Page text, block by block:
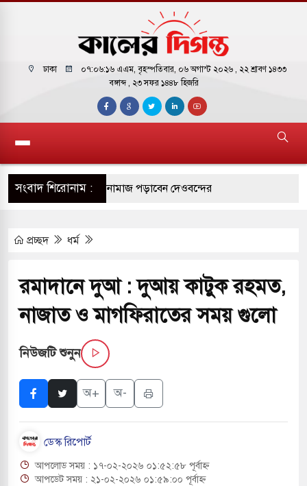
ঢাকা ০৭:০৬:১৭ এএম, বৃহস্পতিবার, ০৬ অগাস্ট ২০২৬ ,
২২ শ্রাবণ ১৪৩৩
বঙ্গাব্দ , ২৩ সফর ১৪৪৮ হিজরি
সংবাদ শিরোনাম :
জুমার বয়ান ও নামাজ পড়াবেন দেওবন্দের
ছাড়লেন জনপ্রিয় ভারতীয় সাংবাদিক ময়ূখ রঞ্জন
অ্যারেস্ট আবেদন, বরগুনার এসআইয়ের বিরুদ্ধে
নতুন বাংলাদেশের পথচলার কেন্দ্র হবে: ড.
বিভিন্ন খাতে সৌদির বিনিয়োগের আহবান প্রধানমন্ত্রীর
ছাত্রদল ও ছাত্রলীগের আচরণ ইসরায়েলের
প্রচ্ছদ ধর্ম
রমাদানে দুআ : দুআয় কাটুক রহমত,
নাজাত ও মাগফিরাতের সময় গুলো
নিউজটি শুনুন
অ+ অ-
ডেস্ক রিপোর্ট
আপলোড সময় : ১৭-০২-২০২৬ ০১:৫২:৫৮ পূর্বাহ্ন
আপডেট সময় : ২১-০২-২০২৬ ০১:৫৯:০০ পূর্বাহ্ন